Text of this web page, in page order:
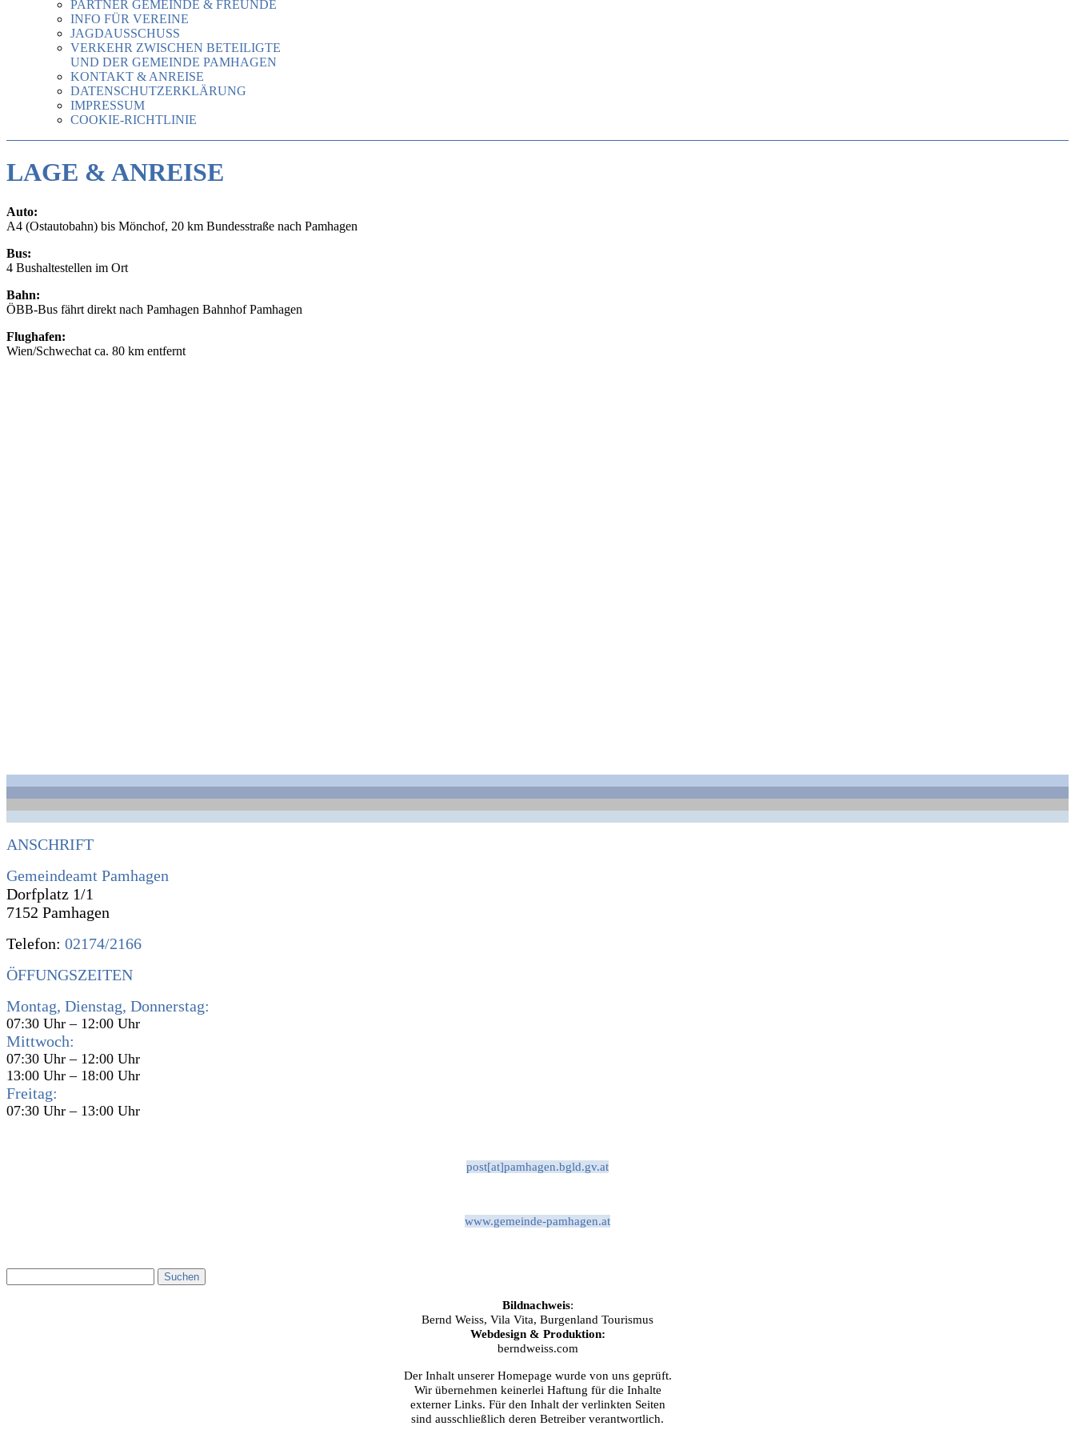
PARTNER GEMEINDE & FREUNDE
INFO FÜR VEREINE
JAGDAUSSCHUSS
VERKEHR ZWISCHEN BETEILIGTE
UND DER GEMEINDE PAMHAGEN
KONTAKT & ANREISE
DATENSCHUTZERKLÄRUNG
IMPRESSUM
COOKIE-RICHTLINIE
LAGE & ANREISE
Auto:
A4 (Ostautobahn) bis Mönchof, 20 km Bundesstraße nach Pamhagen
Bus:
4 Bushaltestellen im Ort
Bahn:
ÖBB-Bus fährt direkt nach Pamhagen Bahnhof Pamhagen
Flughafen:
Wien/Schwechat ca. 80 km entfernt
ANSCHRIFT
Gemeindeamt Pamhagen
Dorfplatz 1/1
7152 Pamhagen
Telefon: 02174/2166
ÖFFUNGSZEITEN
Montag, Dienstag, Donnerstag:
07:30 Uhr – 12:00 Uhr
Mittwoch:
07:30 Uhr – 12:00 Uhr
13:00 Uhr – 18:00 Uhr
Freitag:
07:30 Uhr – 13:00 Uhr
post[at]pamhagen.bgld.gv.at
www.gemeinde-pamhagen.at
Bildnachweis:
Bernd Weiss, Vila Vita, Burgenland Tourismus
Webdesign & Produktion:
berndweiss.com
Der Inhalt unserer Homepage wurde von uns geprüft.
Wir übernehmen keinerlei Haftung für die Inhalte
externer Links. Für den Inhalt der verlinkten Seiten
sind ausschließlich deren Betreiber verantwortlich.